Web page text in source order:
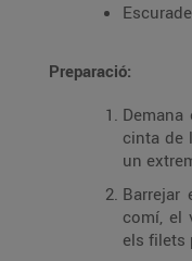
Preparació:
cinta de
un
Barrejar
comí, el
els filets